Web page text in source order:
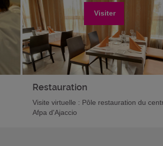
Visiter
Restauration
Visite virtuelle : Pôle restauration du
Afpa d'Ajaccio